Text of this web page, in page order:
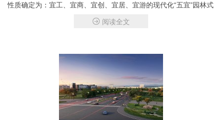
性质确定为：宜工、宜商、宜创、宜居、宜游的现代化“五宜”园林式
阅读全文